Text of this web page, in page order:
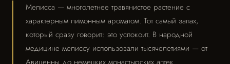
Мелисса — многолетнее травянистое растение с
характерным лимонным ароматом. Тот самый запах,
который сразу говорит: это успокоит. В народной
медицине мелиссу использовали тысячелетиями — от